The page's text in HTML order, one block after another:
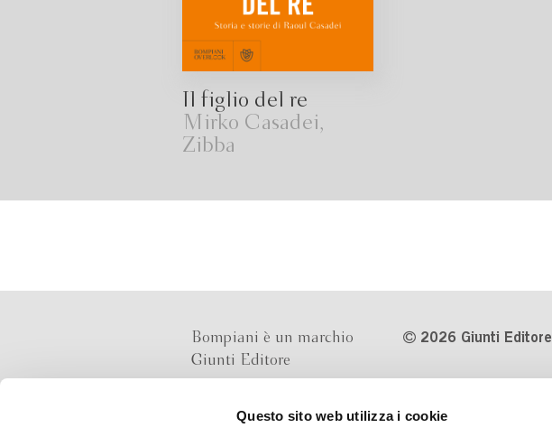
Questo sito web utilizza i cookie
Il figlio del re
Mirko Casadei,
Zibba
Bompiani è un marchio
Giunti Editore
2026 Giunti Editore